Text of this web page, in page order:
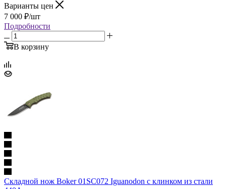
Варианты цен
7 000 ₽/шт
Подробности
В корзину
Складной нож Boker 01SC072 Iguanodon c клинком из стали